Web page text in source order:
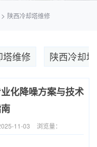
> 陕西冷却塔维修
塔维修 陕西冷却
化降噪方案与技术
11-03 浏览量：